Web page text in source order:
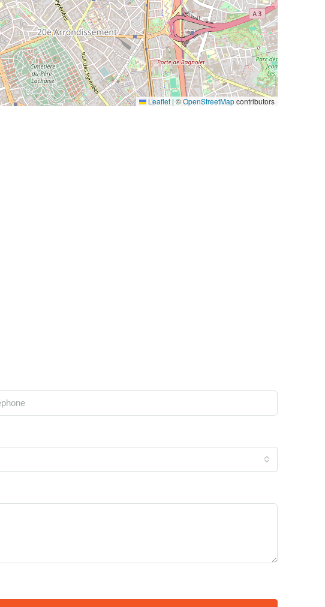
Leaflet | ©OpenStreetMapcontributors